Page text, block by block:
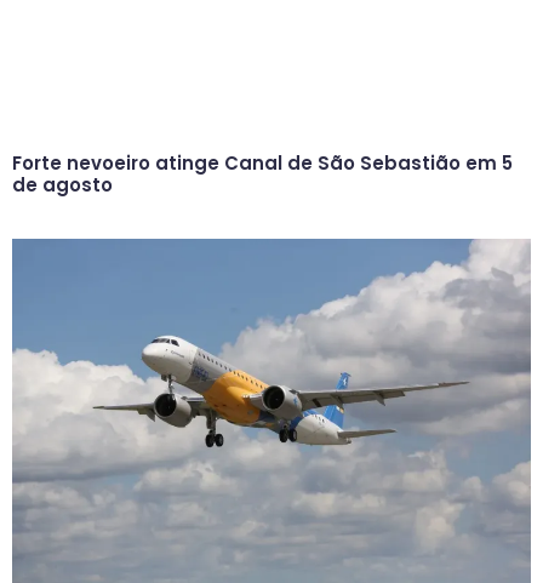
Forte nevoeiro atinge Canal de São Sebastião em 5
de agosto